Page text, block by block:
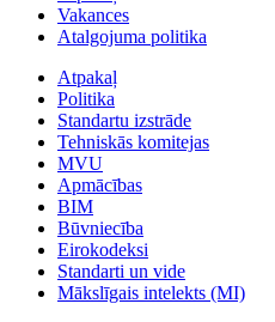
Vakances
Atalgojuma politika
Atpakaļ
Politika
Standartu izstrāde
Tehniskās komitejas
MVU
Apmācības
BIM
Būvniecība
Eirokodeksi
Standarti un vide
Mākslīgais intelekts (MI)